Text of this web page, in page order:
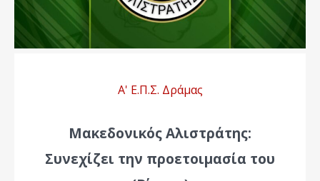
Α' Ε.Π.Σ. Δράμας
Μακεδονικός Αλιστράτης:
Συνεχίζει την προετοιμασία του